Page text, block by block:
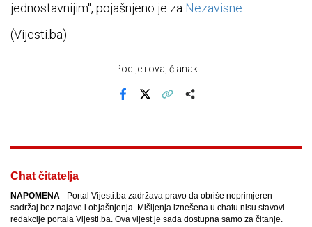
jednostavnijim", pojašnjeno je za Nezavisne.
(Vijesti.ba)
Podijeli ovaj članak
Chat čitatelja
NAPOMENA - Portal Vijesti.ba zadržava pravo da obriše neprimjeren
sadržaj bez najave i objašnjenja. Mišljenja iznešena u chatu nisu stavovi
redakcije portala Vijesti.ba. Ova vijest je sada dostupna samo za čitanje.